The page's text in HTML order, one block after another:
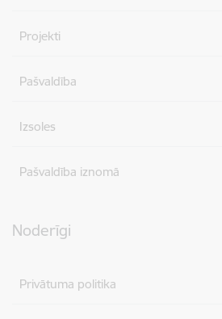
Projekti
Pašvaldība
Izsoles
Pašvaldība iznomā
Noderīgi
Privātuma politika